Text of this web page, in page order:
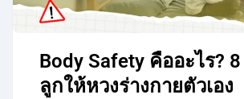
Body Safety คืออะไร?
ลูกให้หวงร่างกายตัวเอง